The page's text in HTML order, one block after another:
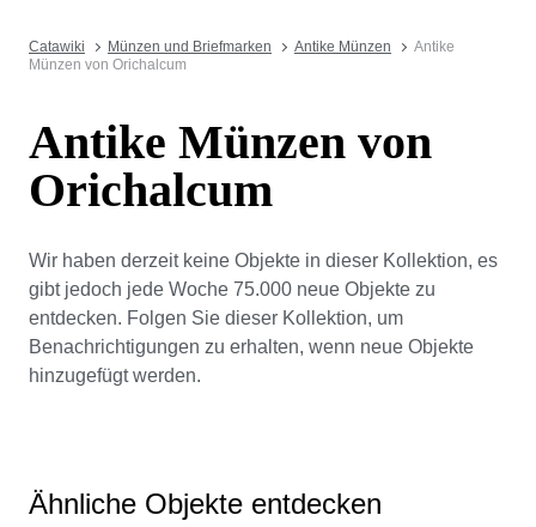
Catawiki Münzen und Briefmarken Antike Münzen
Antike
Münzen von Orichalcum
Antike Münzen von
Orichalcum
Wir haben derzeit keine Objekte in dieser Kollektion, es
gibt jedoch jede Woche 75.000 neue Objekte zu
entdecken. Folgen Sie dieser Kollektion, um
Benachrichtigungen zu erhalten, wenn neue Objekte
hinzugefügt werden.
Ähnliche Objekte entdecken